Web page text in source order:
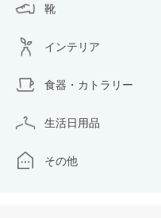
靴
インテリア
食器・カトラリー
生活日用品
その他